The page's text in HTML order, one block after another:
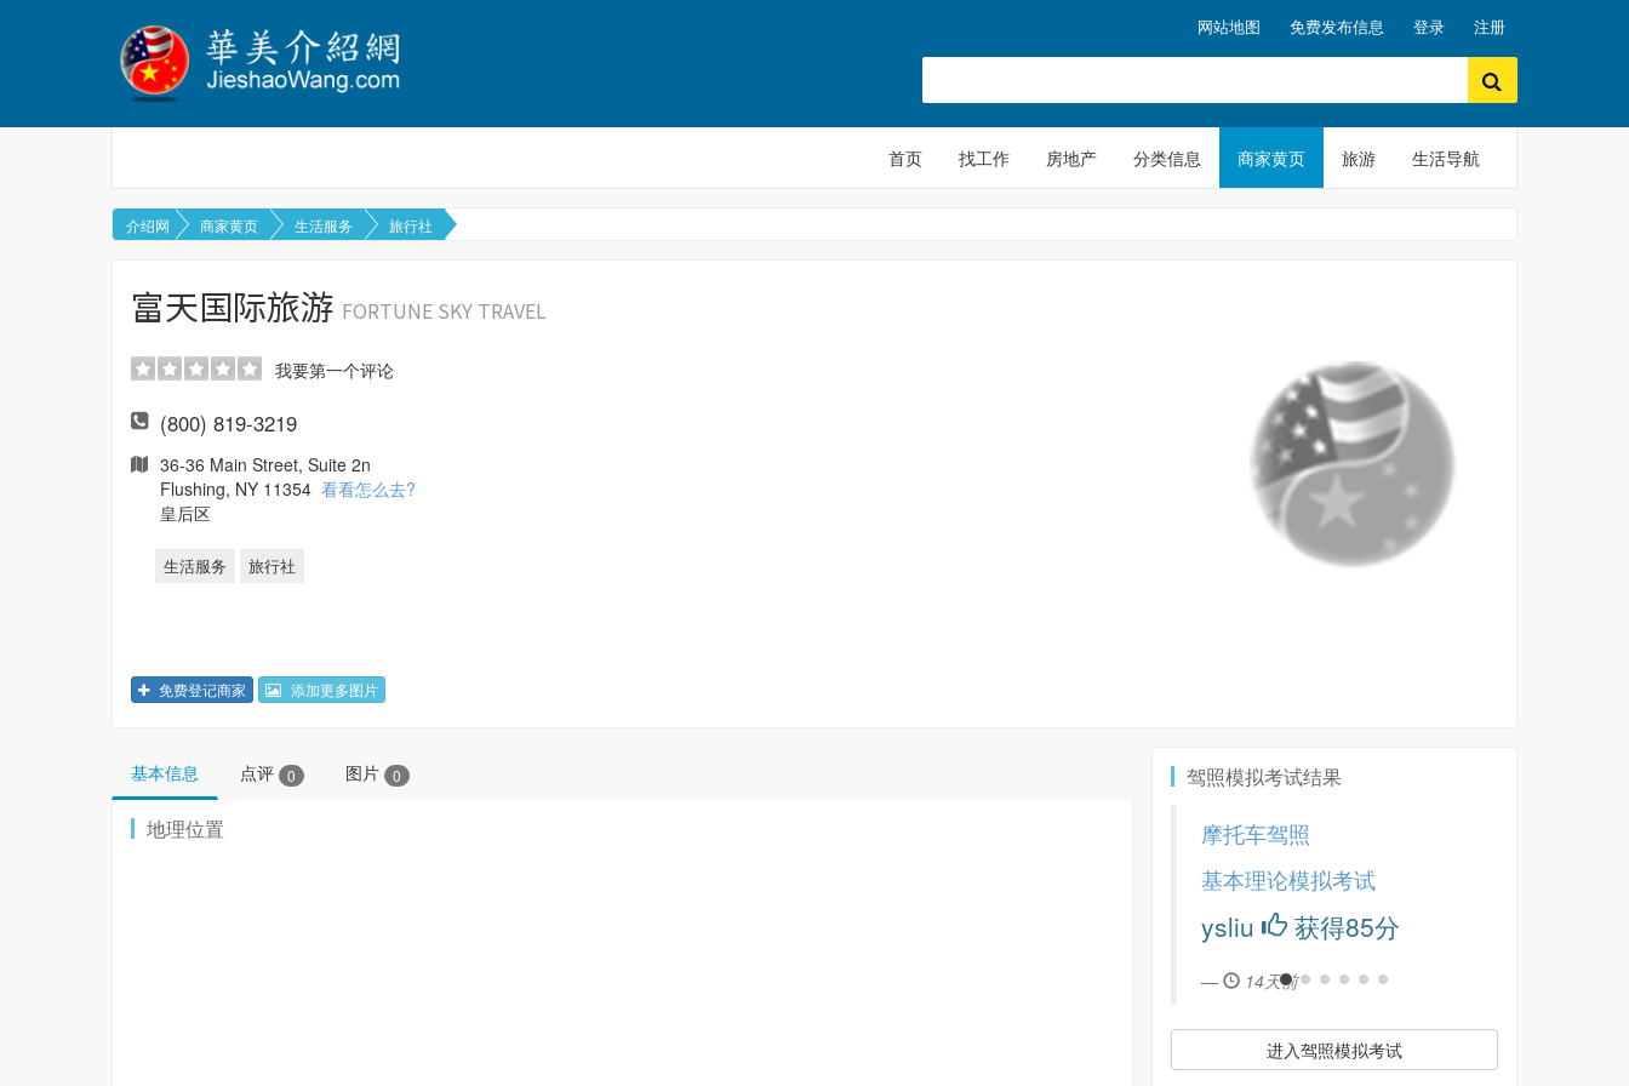
网站地图 免费发布信息 登录 注册
首页 找工作 房地产 分类信息 商家黄页 旅游 生活导航
介绍网 商家黄页 生活服务 旅行社
富天国际旅游 FORTUNE SKY TRAVEL
我要第一个评论
(800) 819-3219
36-36 Main Street, Suite 2n
Flushing, NY 11354 看看怎么去?
皇后区
生活服务 旅行社
免费登记商家 添加更多图片
基本信息 点评 0 图片 0
地理位置
驾照模拟考试结果
摩托车驾照
基本理论模拟考试
ysliu 获得85分
14天前
进入驾照模拟考试